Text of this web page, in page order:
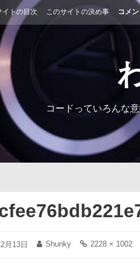
イトの目次 このサイトの決め事 コメ
コードっていろんな
月13日
2021 投
Shunky
フ
2228 × 1002